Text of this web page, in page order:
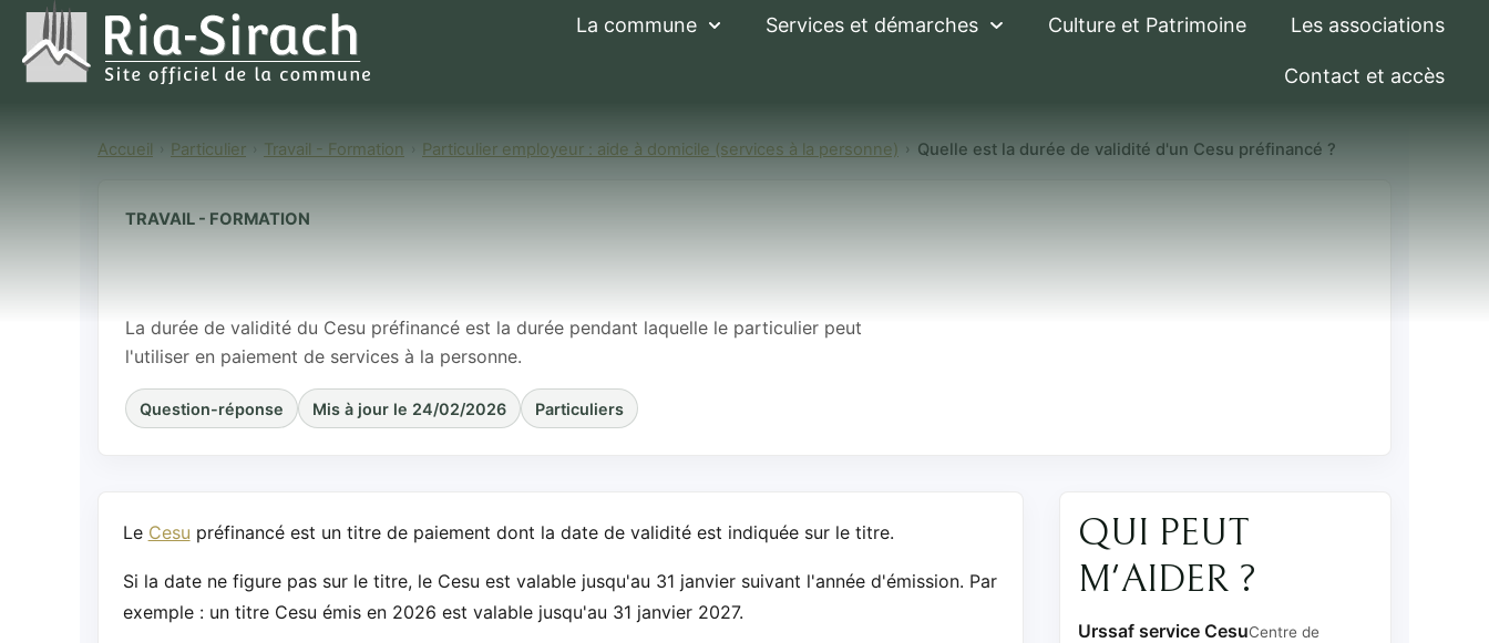
La commune Services et démarches Culture et Patrimoine Les associations
Contact et accès
Accueil Particulier Travail - Formation Particulier employeur : aide à domicile (services à la personne) Quelle est la durée de validité d'un Cesu préfinancé ?
TRAVAIL - FORMATION
Quelle est la durée de validité d'un Cesu
préfinancé ?
La durée de validité du Cesu préfinancé est la durée pendant laquelle le particulier peut
l'utiliser en paiement de services à la personne.
Question-réponse Mis à jour le 24/02/2026 Particuliers
Le Cesu préfinancé est un titre de paiement dont la date de validité est indiquée sur le titre.
Si la date ne figure pas sur le titre, le Cesu est valable jusqu'au 31 janvier suivant l'année d'émission. Par
exemple : un titre Cesu émis en 2026 est valable jusqu'au 31 janvier 2027.
QUI PEUT
M'AIDER ?
Urssaf service CesuCentre de